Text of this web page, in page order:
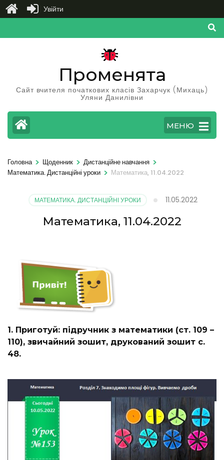
до
Променята
Сайт вчителя початкових класів Захарчук (Михаць)
Уляни Данилівни
МЕНЮ
Головна > Щоденник > Дистанційне навчання >
Математика. Дистанційні уроки > Математика, 11.04.2022
МАТЕМАТИКА. ДИСТАНЦІЙНІ УРОКИ 11.05.2022
Математика, 11.04.2022
1. Приготуй: підручник з математики (ст. 109 –
110), звичайний зошит, друкований зошит с.
48.
Увійти